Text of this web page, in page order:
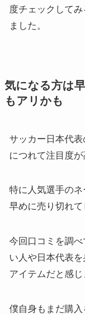
度チェックして
ました。
気になる方は
もアリかも
サッカー日本代
につれて注目度が
特に人気選手の
早めに売り切れて
今回口コミを調
い人や日本代表
アイテムだと感じ
僕自身もまだ購入